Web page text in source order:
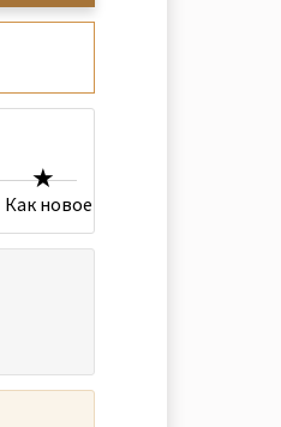
Как новое